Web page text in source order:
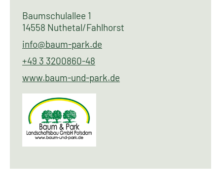
Baumschulallee 1
14558 Nuthetal/Fahlhorst
info@baum-park.de
+49 3 3200860-48
www.baum-und-park.de